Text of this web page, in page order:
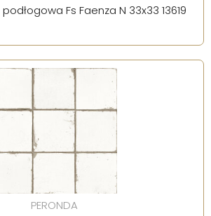
Fs Faenza N 33x33 13619
PERONDA